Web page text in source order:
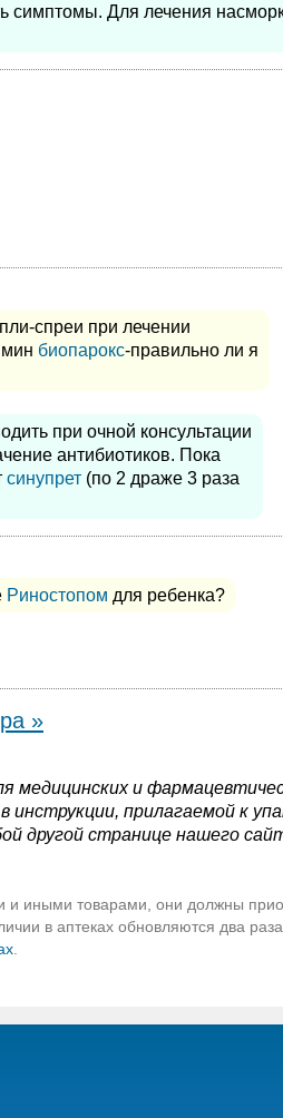
симптомы. Для лечения
спреи при лечении
биопарокс-правильно ли я
при очной консультации
антибиотиков. Пока
синупрет (по 2 драже 3 раза
Риностопом для ребенка?
»
медицинских и
прилагаемой к
другой странице нашего
иными товарами, они должны
в аптеках обновляются два раза